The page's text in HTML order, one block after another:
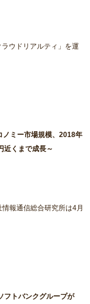
ウドリアルティ」を運
ノミー市場規模、2018年
近くまで成長～
報通信総合研究所は4月
フトバンクグループが